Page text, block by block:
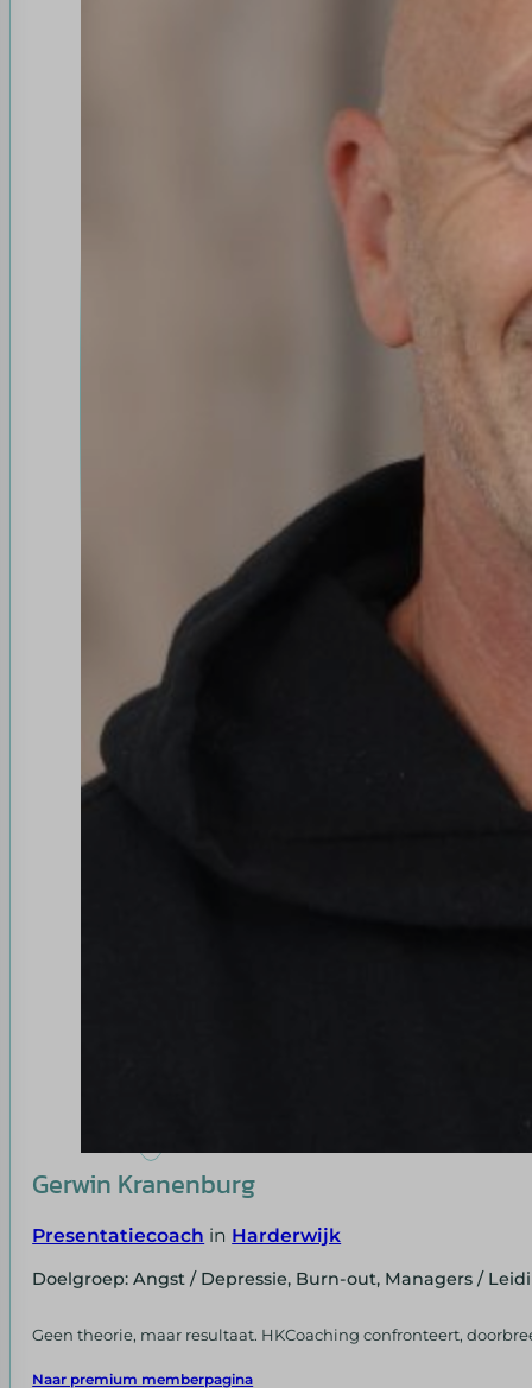
Gerwin Kranenburg
Presentatiecoach in Harderwijk
Doelgroep: Angst / Depressie, Burn-out, Managers /
Geen theorie, maar resultaat. HKCoaching confronteert,
Naar premium memberpagina